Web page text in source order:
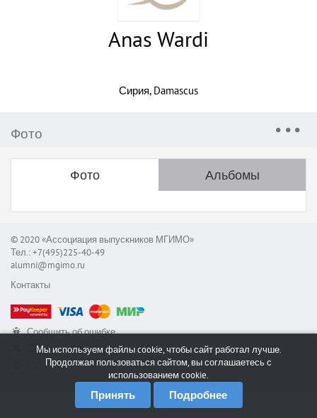
Anas Wardi
Сирия, Damascus
Фото
Фото Альбомы
© 2020 «Ассоциация выпускников МГИМО»
Тел.: +7(495)225-40-49
alumni@mgimo.ru
Контакты
Сообщить об ошибке
Служба поддержки
Мы используем файлы cookie, чтобы сайт работал лучше.
Продолжая пользоваться сайтом, вы соглашаетесь с
использованием cookie.
Принять Подробнее